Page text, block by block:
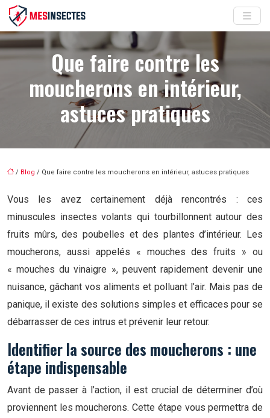
Que faire contre les
moucherons en intérieur,
astuces pratiques
/ Blog / Que faire contre les moucherons en intérieur, astuces pratiques
Vous les avez certainement déjà rencontrés : ces
minuscules insectes volants qui tourbillonnent autour des
fruits mûrs, des poubelles et des plantes d’intérieur. Les
moucherons, aussi appelés « mouches des fruits » ou
« mouches du vinaigre », peuvent rapidement devenir une
nuisance, gâchant vos aliments et polluant l’air. Mais pas de
panique, il existe des solutions simples et efficaces pour se
débarrasser de ces intrus et prévenir leur retour.
Identifier la source des moucherons : une
étape indispensable
Avant de passer à l’action, il est crucial de déterminer d’où
proviennent les moucherons. Cette étape vous permettra de